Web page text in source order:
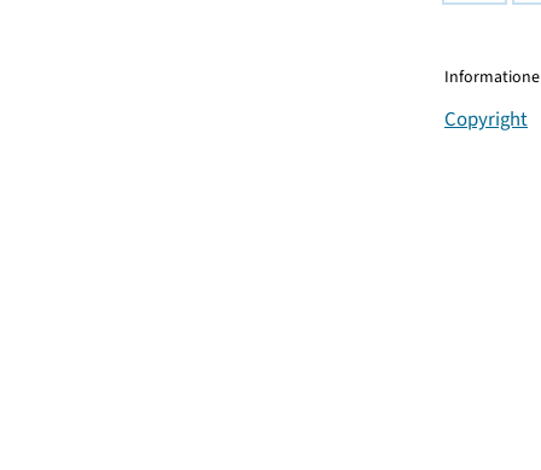
Copyright